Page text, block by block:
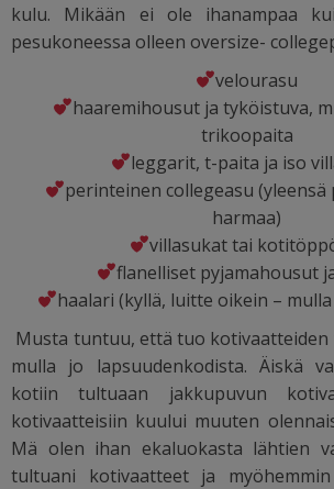
kulu. Mikään ei ole ihanampaa
pesukoneessa olleen oversize-
velourasu
haaremihousut ja tyköistuva,
trikoopaita
leggarit, t-paita ja iso
perinteinen collegeasu
harmaa)
villasukat tai
flanelliset pyjamahousut
haalari (kyllä, luitte oikein –
Musta tuntuu, että tuo kotivaatteiden
mulla jo lapsuudenkodista. Äiskä
kotiin tultuaan jakkupuvun
kotivaatteisiin kuului muuten
Mä olen ihan ekaluokasta lähtien
tultuani kotivaatteet ja